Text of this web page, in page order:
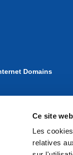
Ce site
Les
relatives
Domains